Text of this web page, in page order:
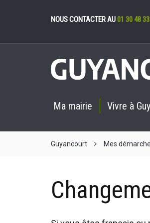
NOUS CONTACTER AU01 30 48
Ma mairie Vivre à
Guyancourt Mes